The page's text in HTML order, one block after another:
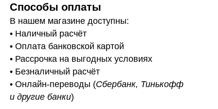
Способы оплаты
В нашем магазине доступны:
• Наличный расчёт
• Оплата банковской картой
• Рассрочка на выгодных условиях
• Безналичный расчёт
• Онлайн-переводы (Сбербанк, Тинькофф
и другие банки)